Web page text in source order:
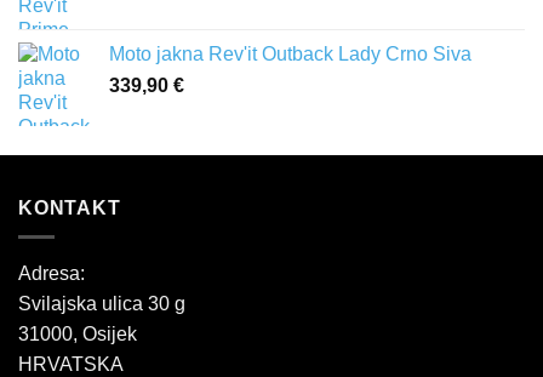
Moto jakna Rev'it Outback Lady Crno Siva
339,90 €
KONTAKT
Adresa:
Svilajska ulica 30 g
31000, Osijek
HRVATSKA